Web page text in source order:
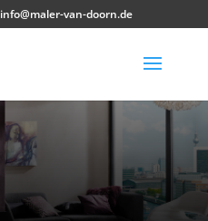
info@maler-van-doorn.de